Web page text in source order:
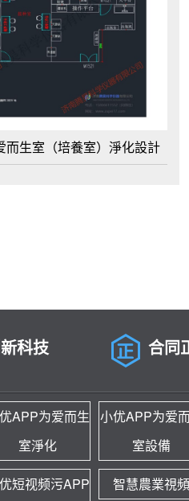
而生室（培養室）淨化設計
科技 合同
APP为爱而生
室淨化
小优APP为爱
室設備
短视频污APP 智慧農業視頻